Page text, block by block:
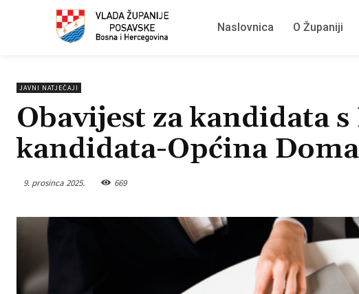
Naslovnica O Županiji
JAVNI NATJEČAJI
Obavijest za kandidata
kandidata-Općina
9. prosinca 2025. 669